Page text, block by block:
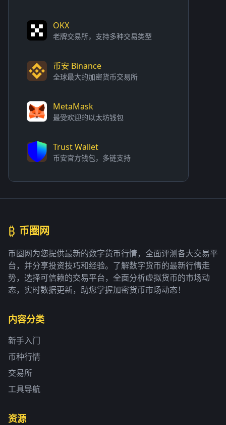
OKX
老牌交易所，支持多种交易类型
币安 Binance
全球最大的加密货币交易所
MetaMask
最受欢迎的以太坊钱包
Trust Wallet
币安官方钱包，多链支持
₿ 币圈网
币圈网为您提供最新的数字货币行情，全面评测各大交易平
台，并分享投资技巧和经验。了解数字货币的最新行情走
势，选择可信赖的交易平台，全面分析虚拟货币的市场动
态，实时数据更新，助您掌握加密货币市场动态！
内容分类
新手入门
币种行情
交易所
工具导航
资源